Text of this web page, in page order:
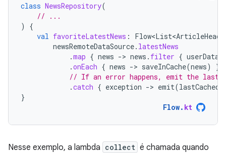
class NewsRepository(
// ...
)
{
val favoriteLatestNews :
newsRemoteDataSource. latestNews
.map { news -> news . filter { userData
.onEach { news -> saveInCache(news)
}
// If an error happens, emit the last
.catch { exception -> emit(
}
Flow. kt
Nesse exemplo, a lambda collect é chamada quando